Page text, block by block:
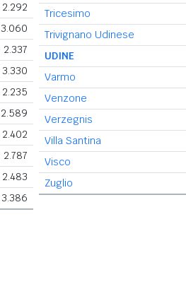
2.292
3.060
2.337
3.330
2.235
2.589
2.402
2.787
2.483
3.386
Tricesimo
Trivignano Udinese
UDINE
Varmo
Venzone
Verzegnis
Villa Santina
Visco
Zuglio